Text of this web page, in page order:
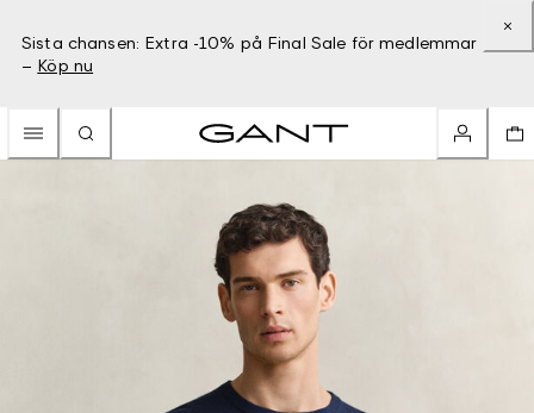
Sista chansen: Extra -10% på Final Sale för medlemmar
– Köp nu